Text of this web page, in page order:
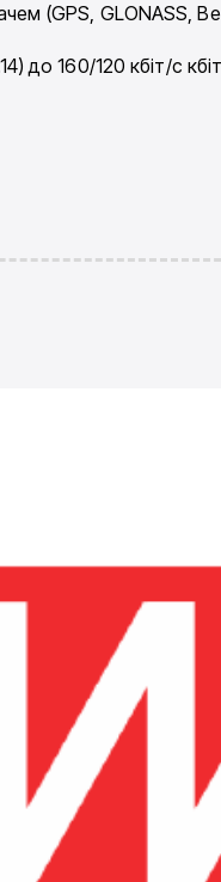
(GPS, GLONASS,
до 160/120 кбіт/с